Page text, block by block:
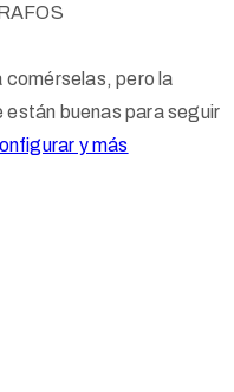
comérselas, pero la
están buenas para seguir
y más